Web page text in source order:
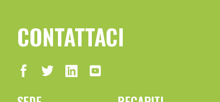
CONTATTACI